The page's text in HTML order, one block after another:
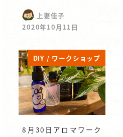
上妻佳子
2020年10月11日
DIY / ワークショップ
8月30日アロマワーク